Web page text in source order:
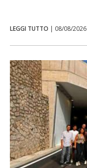
LEGGI TUTTO | 08/08/2026